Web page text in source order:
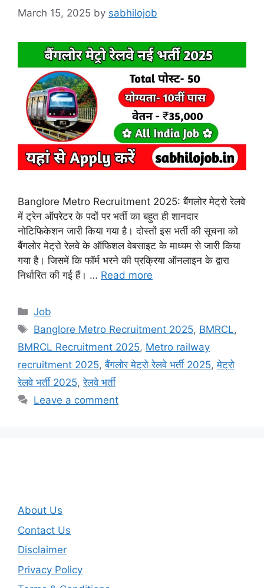
March 15, 2025 by sabhilojob
Banglore Metro Recruitment 2025: बैंगलोर मेट्रो रेलवे
में ट्रेन ऑपरेटर के पदों पर भर्ती का बहुत ही शानदार
नोटिफिकेशन जारी किया गया है। दोस्तों इस भर्ती की सूचना को
बैंगलोर मेट्रो रेलवे के ऑफिशल वेबसाइट के माध्यम से जारी किया
गया है। जिसमें कि फॉर्म भरने की प्रक्रिया ऑनलाइन के द्वारा
निर्धारित की गई हैं। … Read more
Categories
Job
Tags
Banglore Metro Recruitment 2025, BMRCL,
BMRCL Recruitment 2025, Metro railway
recruitment 2025,बैंगलोर मेट्रो रेलवे भर्ती 2025,मेट्रो
रेलवे भर्ती 2025,रेलवे भर्ती
Leave a comment
About Us
Contact Us
Disclaimer
Privacy Policy